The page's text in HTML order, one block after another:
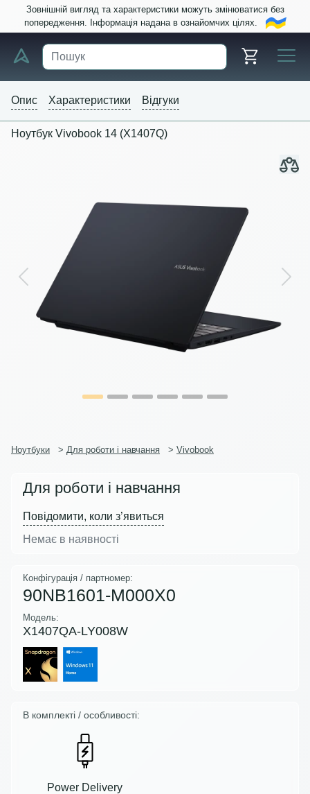
Зовнішній вигляд та характеристики можуть змінюватися без
попередження. Інформація надана в ознайомчих цілях.
Опис Характеристики Відгуки
Ноутбук Vivobook 14 (X1407Q)
Previous Next
Ноутбуки > Для роботи і навчання > Vivobook
Для роботи і навчання
Повідомити, коли з’явиться
Немає в наявності
Конфігурація / партномер:
90NB1601-M000X0
Модель:
X1407QA-LY008W
В комплекті / особливості:
Power Delivery